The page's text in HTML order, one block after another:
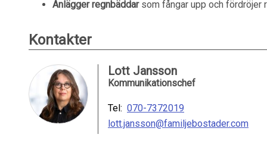
Anlägger regnbäddarsom fångar upp och fördröjer
Kontakter
Lott Jansson
Kommunikationschef
Tel: 070-7372019
lott.jansson@familjebostader.com